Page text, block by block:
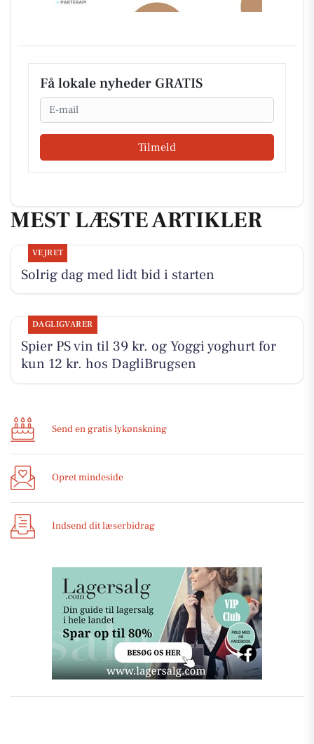
Få lokale nyheder GRATIS
Email
Tilmeld
MEST LÆSTE ARTIKLER
VEJRET
Solrig dag med lidt bid i starten
DAGLIGVARER
Spier PS vin til 39 kr. og Yoggi yoghurt for
kun 12 kr. hos DagliBrugsen
Send en gratis lykønskning
Opret mindeside
Indsend dit læserbidrag